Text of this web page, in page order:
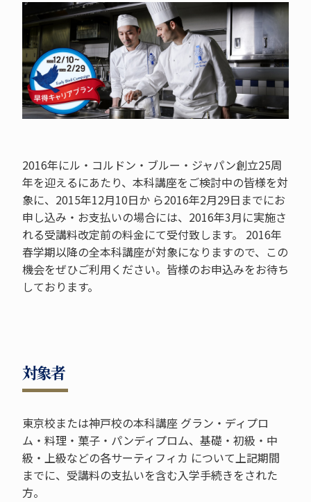
2016年にル・コルドン・ブルー・ジャパン創立25周
年を迎えるにあたり、本科講座をご検討中の皆様を対
象に、2015年12月10日か ら2016年2月29日までにお
申し込み・お支払いの場合には、2016年3月に実施さ
れる受講料改定前の料金にて受付致します。 2016年
春学期以降の全本科講座が対象になりますので、この
機会をぜひご利用ください。皆様のお申込みをお待ち
しております。
対象者
東京校または神戸校の本科講座 グラン・ディプロ
ム・料理・菓子・パンディプロム、基礎・初級・中
級・上級などの各サーティフィカ について上記期間
までに、受講料の支払いを含む入学手続きをされた
方。